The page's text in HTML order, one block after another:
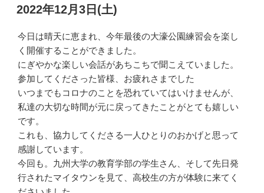
稿
日:
2022年12月3日(土)
今日は晴天に恵まれ、今年最後の大濠公園練習会を楽し
く開催することができました。
にぎやかな楽しい会話があちこちで聞こえていました。
参加してくださった皆様、お疲れさまでした
いつまでもコロナのことを恐れていてはいけませんが、
私達の大切な時間が元に戻ってきたことがとても嬉しい
です。
これも、協力してくださる一人ひとりのおかげと思って
感謝しています。
今回も。九州大学の教育学部の学生さん、そして先日発
行されたマイタウンを見て、高校生の方が体験に来てく